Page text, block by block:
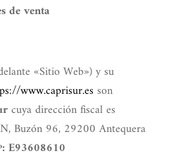
de venta
«Sitio Web») y su
www.caprisur.es son
cuya dirección fiscal es
Buzón 96, 29200 Antequera
E93608610